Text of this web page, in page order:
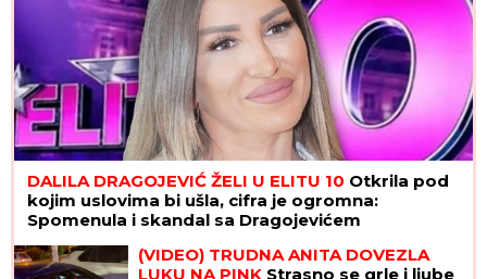
DALILA DRAGOJEVIĆ ŽELI U ELITU 10 Otkrila pod
kojim uslovima bi ušla, cifra je ogromna:
Spomenula i skandal sa Dragojevićem
(VIDEO) TRUDNA ANITA DOVEZLA
LUKU NA PINK Strasno se grle i ljube